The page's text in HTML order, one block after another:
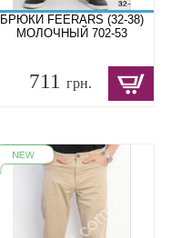
БРЮКИ FEERARS (32-38)
МОЛОЧНЫЙ 702-53
711грн.